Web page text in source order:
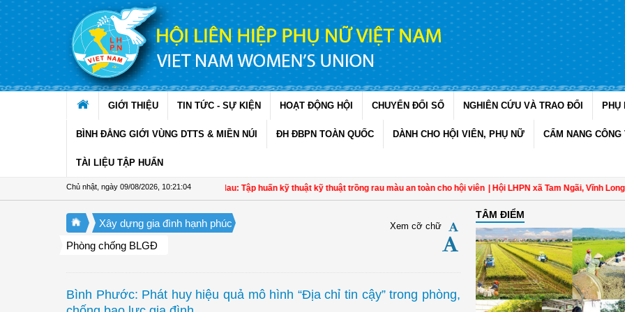
Truy cập nội dung luôn
GIỚI THIỆU TIN TỨC - SỰ KIỆN HOẠT ĐỘNG HỘI CHUYỂN ĐỔI SỐ NGHIÊN CỨU VÀ TRAO ĐỔI PHỤ
BÌNH ĐẲNG GIỚI VÙNG DTTS & MIỀN NÚI ĐH ĐBPN TOÀN QUỐC DÀNH CHO HỘI VIÊN, PHỤ NỮ CẨM NANG CÔNG
TÀI LIỆU TẬP HUẤN
Chủ nhật, ngày 09/08/2026 10:21:05
Hội LHPN xã Ninh Quới, Cà Mau: Tập huấn kỹ thuật kỹ thuật trồng rau màu an toàn cho hội viên | Hội LHPN xã Tam Ngãi, Vĩnh Long sơ
Xây dựng gia đình hạnh phúc
Phòng chống BLGĐ
Xem cỡ chữ
Bình Phước: Phát huy hiệu quả mô hình “Địa chỉ tin cậy” trong phòng,
TÂM ĐIỂM